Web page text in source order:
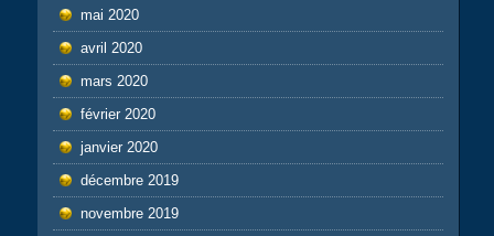
mai 2020
avril 2020
mars 2020
février 2020
janvier 2020
décembre 2019
novembre 2019